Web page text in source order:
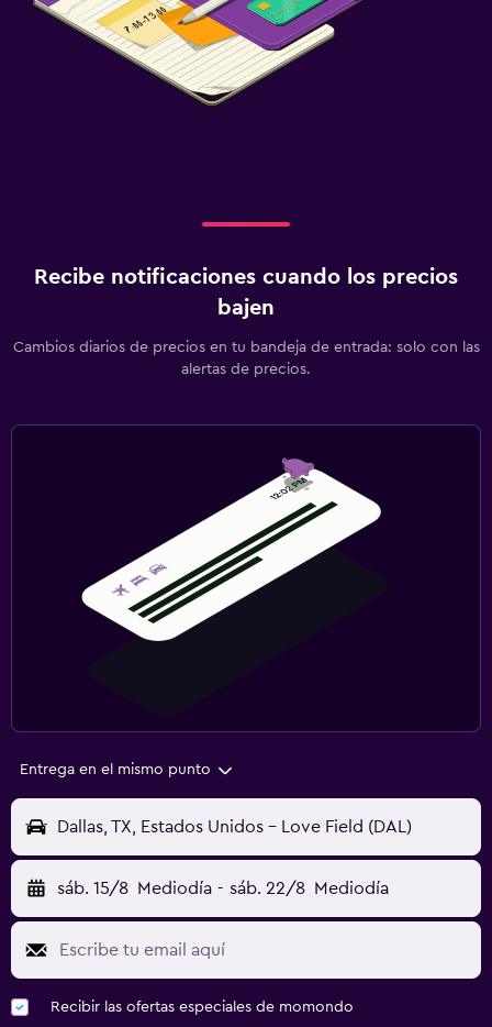
Recibe notificaciones cuando los precios
bajen
Cambios diarios de precios en tu bandeja de entrada: solo con las
alertas de precios.
Entrega en el mismo punto
Dallas, TX, Estados Unidos - Love Field (DAL)
sáb. 15/8 Mediodía - sáb. 22/8 Mediodía
Recibir las ofertas especiales de momondo